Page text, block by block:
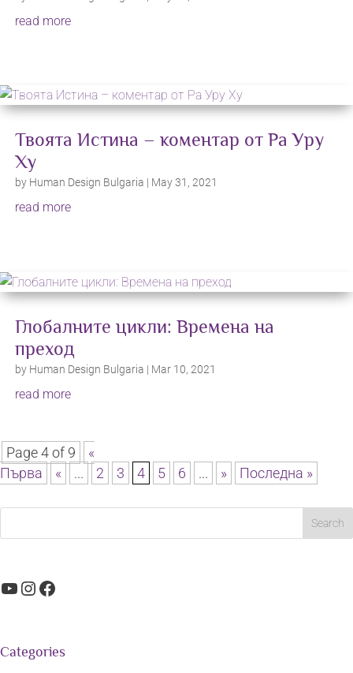
read more
Твоята Истина – коментар от Ра Уру
Ху
by Human Design Bulgaria | May 31, 2021
read more
Глобалните цикли: Времена на
преход
by Human Design Bulgaria | Mar 10, 2021
read more
Page 4 of 9
«
Първа
« ... 2 3 4 5 6 ... » Последна »
YouTube
Instagram
Facebook
Categories